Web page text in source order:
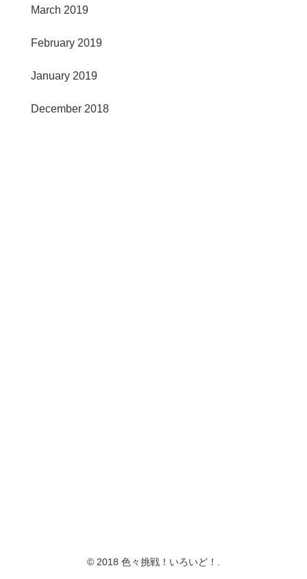
March 2019
February 2019
January 2019
December 2018
© 2018 色々挑戦！いろいど！.